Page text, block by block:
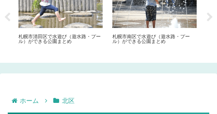
札幌市清田区で水遊び（遊水路・プー
ル）ができる公園まとめ
札幌市南区で水遊び（遊水路・プー
ル）ができる公園まとめ
ホーム 北区